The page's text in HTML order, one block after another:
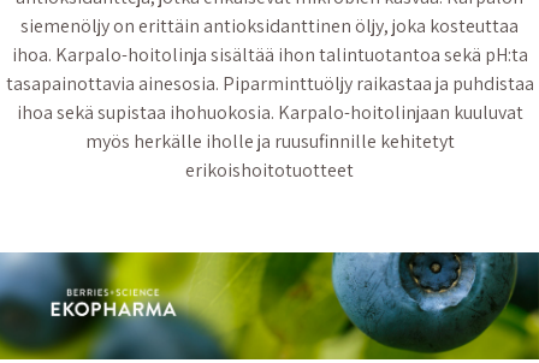
siemenöljy on erittäin antioksidanttinen öljy, joka kosteuttaa
ihoa. Karpalo-hoitolinja sisältää ihon talintuotantoa sekä pH:ta
tasapainottavia ainesosia. Piparminttuöljy raikastaa ja puhdistaa
ihoa sekä supistaa ihohuokosia. Karpalo-hoitolinjaan kuuluvat
myös herkälle iholle ja ruusufinnille kehitetyt
erikoishoitotuotteet